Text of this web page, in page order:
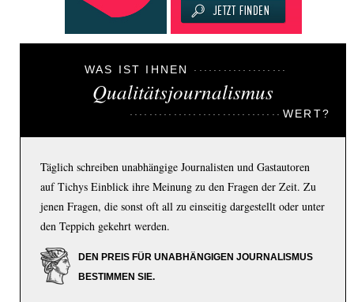
WAS IST IHNEN
Qualitätsjournalismus
WERT?
Täglich schreiben unabhängige Journalisten und Gastautoren
auf Tichys Einblick ihre Meinung zu den Fragen der Zeit. Zu
jenen Fragen, die sonst oft all zu einseitig dargestellt oder unter
den Teppich gekehrt werden.
DEN PREIS FÜR UNABHÄNGIGEN JOURNALISMUS
BESTIMMEN SIE.